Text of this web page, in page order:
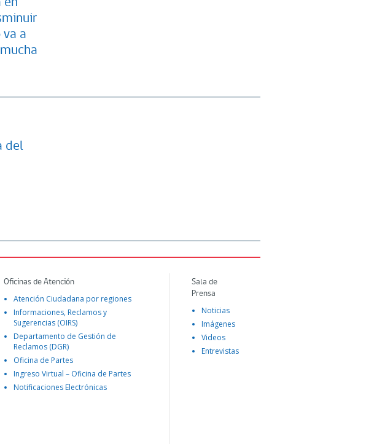
va a
del
Oficinas de Atención
Atención Ciudadana por regiones
Informaciones, Reclamos y
Sugerencias (OIRS)
Departamento de Gestión de
Reclamos (DGR)
Oficina de Partes
Ingreso Virtual – Oficina de Partes
Notificaciones Electrónicas
Sala de
Prensa
Noticias
Imágenes
Videos
Entrevistas